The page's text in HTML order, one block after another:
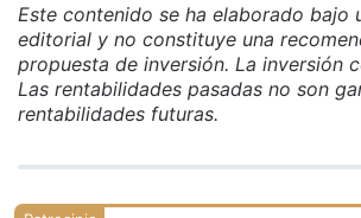
Este contenido se ha elaborado bajo
editorial y no constituye una
propuesta de inversión. La inversión
Las rentabilidades pasadas no son
rentabilidades futuras.